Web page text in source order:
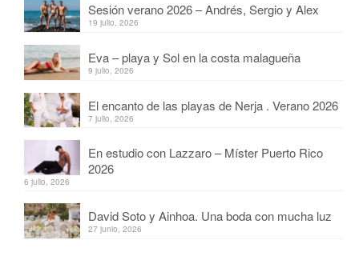
Sesión verano 2026 – Andrés, Sergio y Alex
19 julio, 2026
Eva – playa y Sol en la costa malagueña
9 julio, 2026
El encanto de las playas de Nerja . Verano 2026
7 julio, 2026
En estudio con Lazzaro – Míster Puerto Rico
2026
6 julio, 2026
David Soto y Ainhoa. Una boda con mucha luz
27 junio, 2026